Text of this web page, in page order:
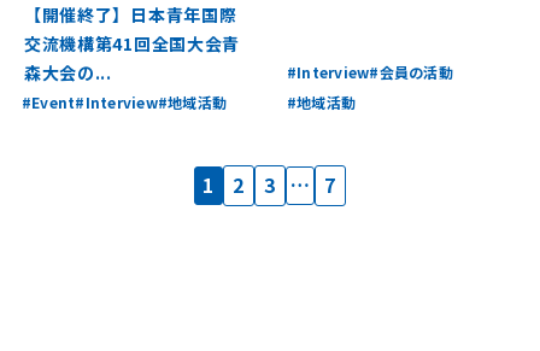
【開催終了】日本青年国際
交流機構第41回全国大会青
森大会の...
Event Interview 地域活動
Interview 会員の活動
地域活動
1 2 3 … 7